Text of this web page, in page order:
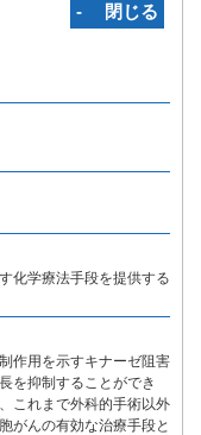
‐ 閉じる
化学療法手段を提供する
作用を示すキナーゼ阻害
を抑制することができ
これまで外科的手術以外
がんの有効な治療手段と